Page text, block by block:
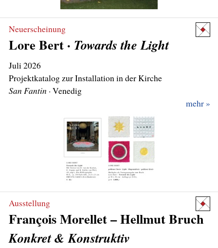
Neuerscheinung
Lore Bert · Towards the Light
Juli2026
Projektkatalog zur Installation in der Kirche
San Fantin
· Venedig
mehr
Ausstellung
François Morellet – Hellmut Bruch
Konkret & Konstruktiv